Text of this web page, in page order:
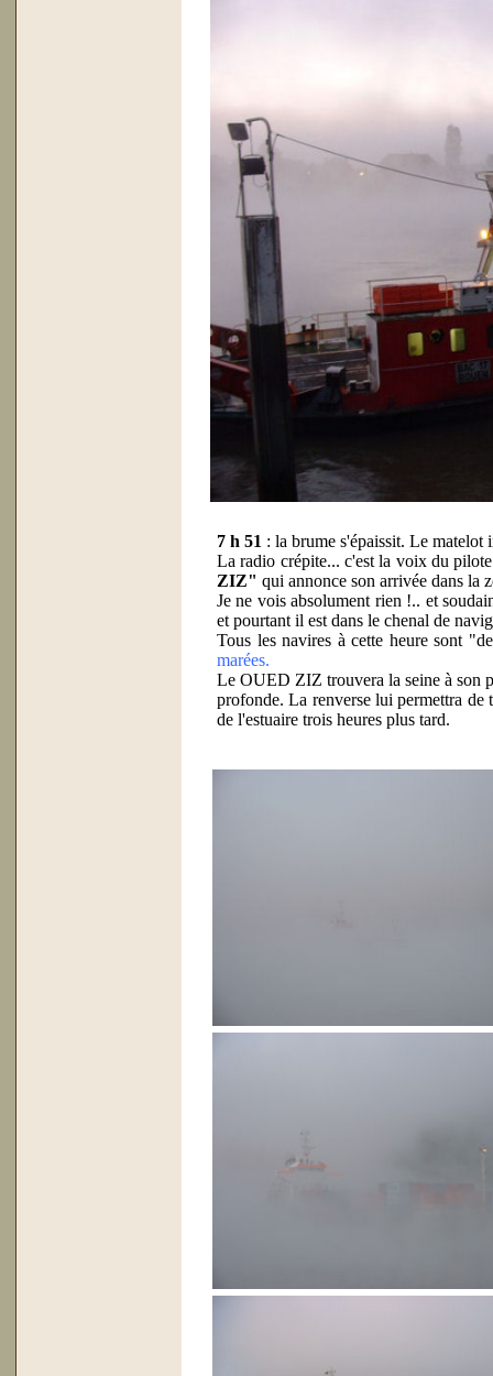
7 h 51 : la brume s'épaissit. Le
La radio crépite... c'est la voix du
ZIZ" qui annonce son arrivée dans la
Je ne vois absolument rien !.. et
et pourtant il est dans le chenal de
Tous les navires à cette heure sont
marées.
Le OUED ZIZ trouvera la seine à son
profonde. La renverse lui permettra
de l'estuaire trois heures plus tard.